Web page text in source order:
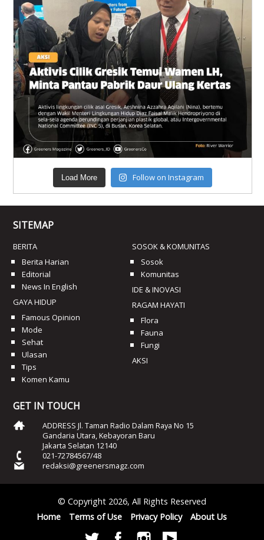
Load More Follow on Instagram
SITEMAP
BERITA
Berita Harian
Editorial
News In English
GAYA HIDUP
Famous Opinion
Mode
Sehat
Ulasan
Tips
Komen Kamu
SOSOK & KOMUNITAS
Sosok
Komunitas
IDE & INOVASI
RAGAM HAYATI
Flora
Fauna
Fungi
AKSI
GET IN TOUCH
ADDRESS Jl. Taman Radio Dalam Raya No 15
Gandaria Utara, Kebayoran Baru
Jakarta Selatan 12140
021-72784567/48
redaksi@greenersmagz.com
© Copyright 2026, All Rights Reserved
Home
Terms of Use Privacy Policy About Us